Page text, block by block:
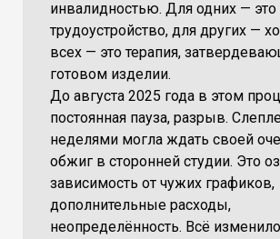
инвалидностью. Для одних — это
трудоустройство, для других —
всех — это терапия,
готовом изделии.
До августа 2025 года в этом
постоянная пауза, разрыв.
неделями могла ждать своей
обжиг в сторонней студии. Это
зависимость от чужих графиков,
дополнительные расходы,
неопределённость. Всё